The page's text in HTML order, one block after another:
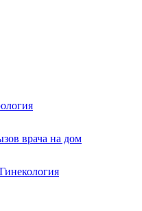
врача на дом
Гинекология